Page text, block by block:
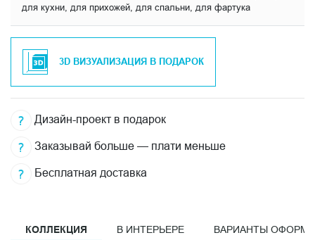
для кухни, для прихожей, для спальни, для фартука
3D ВИЗУАЛИЗАЦИЯ В ПОДАРОК
Дизайн-проект в подарок
Заказывай больше — плати меньше
Бесплатная доставка
КОЛЛЕКЦИЯ В ИНТЕРЬЕРЕ ВАРИАНТЫ